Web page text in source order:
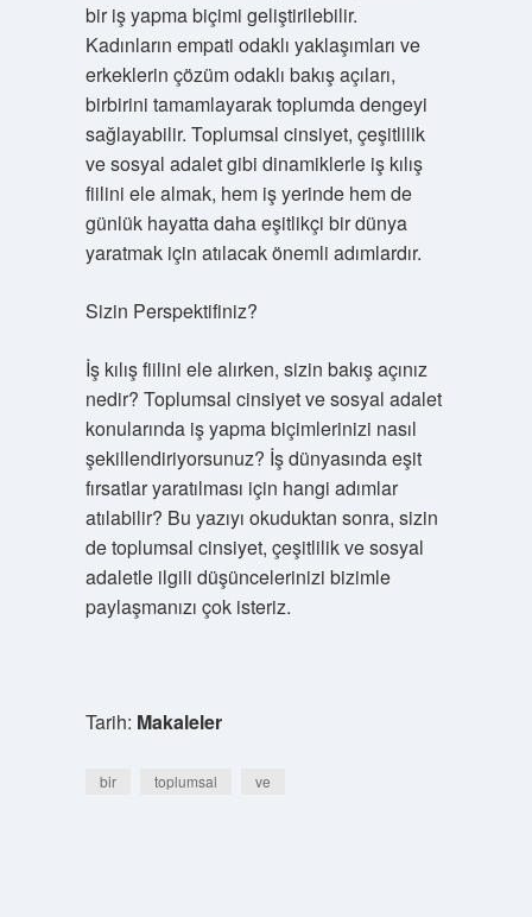
bir iş yapma biçimi geliştirilebilir.
Kadınların empati odaklı yaklaşımları ve
erkeklerin çözüm odaklı bakış açıları,
birbirini tamamlayarak toplumda dengeyi
sağlayabilir. Toplumsal cinsiyet, çeşitlilik
ve sosyal adalet gibi dinamiklerle iş kılış
fiilini ele almak, hem iş yerinde hem de
günlük hayatta daha eşitlikçi bir dünya
yaratmak için atılacak önemli adımlardır.
Sizin Perspektifiniz?
İş kılış fiilini ele alırken, sizin bakış açınız
nedir? Toplumsal cinsiyet ve sosyal adalet
konularında iş yapma biçimlerinizi nasıl
şekillendiriyorsunuz? İş dünyasında eşit
fırsatlar yaratılması için hangi adımlar
atılabilir? Bu yazıyı okuduktan sonra, sizin
de toplumsal cinsiyet, çeşitlilik ve sosyal
adaletle ilgili düşüncelerinizi bizimle
paylaşmanızı çok isteriz.
Tarih: Makaleler
bir toplumsal ve